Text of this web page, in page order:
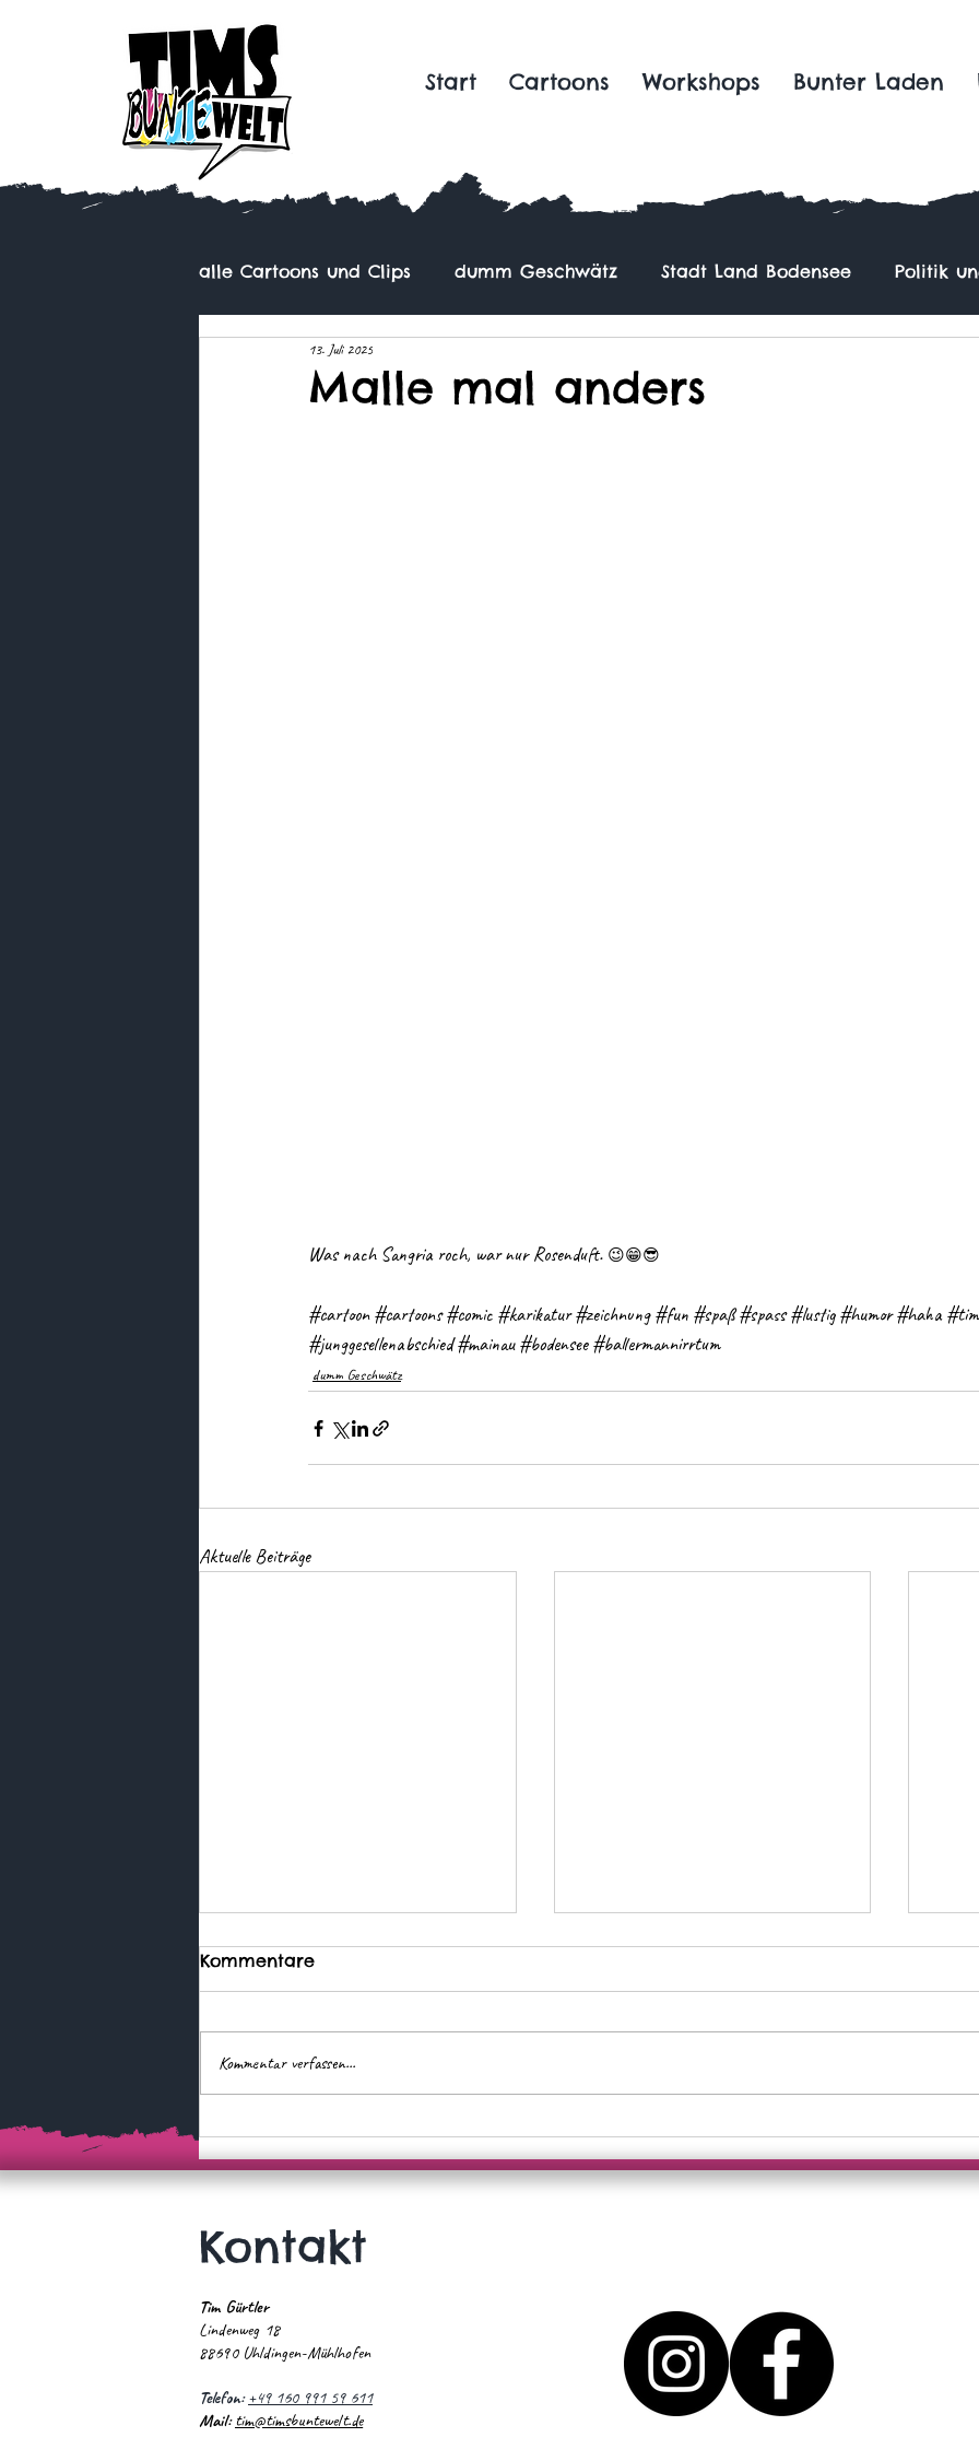
Start Cartoons Workshops Bunter Laden
alle Cartoons und Clips dumm Geschwätz Stadt Land Bodensee Politik
Malle mal anders
13. Juli 2025
Was nach Sangria roch, war nur Rosenduft. 😉😁😎
#cartoon #cartoons #comic #karikatur #zeichnung #fun #spaß #spass #lustig #humor #haha
#junggesellenabschied #mainau #bodensee #ballermannirrtum
dumm Geschwätz
Aktuelle Beiträge
Untergang
–
ab!
Kommentare
Kommentar verfassen...
Kontakt
Tim Gürtler
Lindenweg 18
88690 Uhldingen-Mühlhofen
Telefon:+49 160 991 59 611
Mail: tim@timsbuntewelt.de